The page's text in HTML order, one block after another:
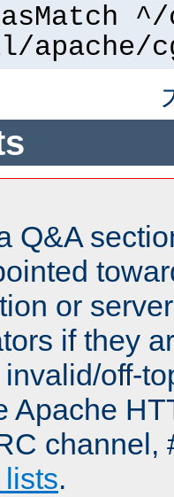
apache/
Q&A
or
if they
off-
Apache
channel,
.